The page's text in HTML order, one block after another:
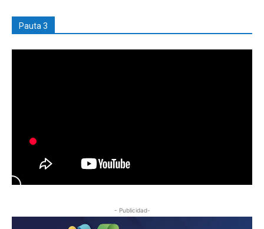
Pauta 3
- Publicidad-